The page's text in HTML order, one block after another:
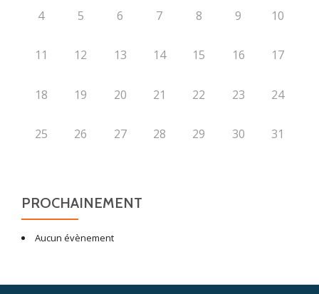
4 5 6 7 8 9 10
11 12 13 14 15 16 17
18 19 20 21 22 23 24
25 26 27 28 29 30 31
PROCHAINEMENT
Aucun évènement